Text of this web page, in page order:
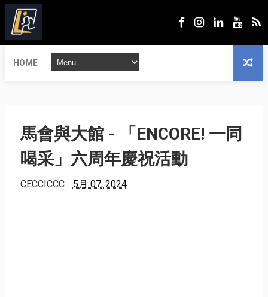
HOME
馬會與大館 - 「ENCORE! 一同
喝采」六周年慶祝活動
CECCICCC 5月 07, 2024